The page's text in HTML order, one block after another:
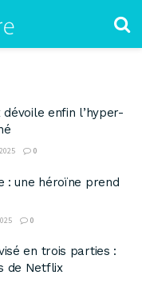
enfin l’hyper-
0
: une héroïne prend
0
en trois parties :
de Netflix